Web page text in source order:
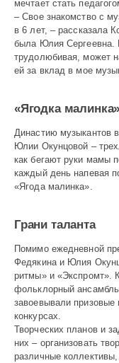
мечтает стать
– Свое знакомство с
в 6 лет, – рассказала
была Юлия Сергеевна.
трудолюбивая, может
ей за вклад в мое
«Ягодка малинка»
Династию музыкантов
Юлии Окунцовой –
как бегают руки мамы
каждый день напевая
«Ягода малинка».
Грани таланта
Помимо ежедневной
Федякина и Юлия
ритмы» и «Экспромт».
фольклорный
завоевывали
конкурсах.
Творческих планов и
них – организовать
различные